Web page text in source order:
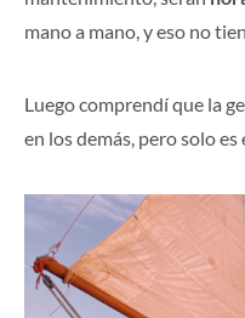
mano a mano, y eso no
Luego comprendí que la
en los demás, pero solo es